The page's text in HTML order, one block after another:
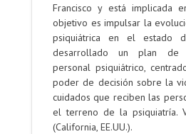
Francisco y está implicada
objetivo es impulsar la
psiquiátrica en el estado
desarrollado un plan de
personal psiquiátrico,
poder de decisión sobre la
cuidados que reciben las
el terreno de la psiquiatría.
(California, EE.UU.).